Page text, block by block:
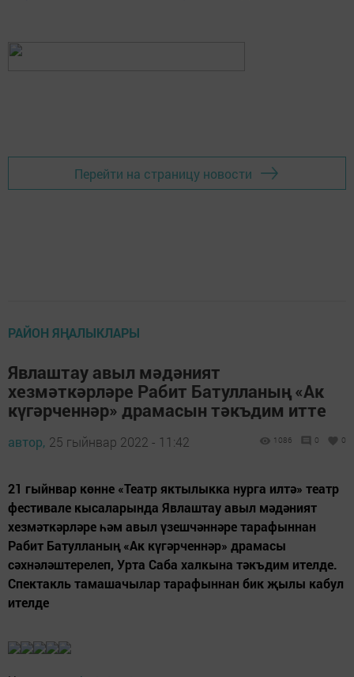
Перейти на страницу новости
РАЙОН ЯҢАЛЫКЛАРЫ
Явлаштау авыл мәдәният
хезмәткәрләре Рабит Батулланың «Ак
күгәрченнәр» драмасын тәкъдим итте
автор, 25 гыйнвар 2022 - 11:42 1086 0 0
21 гыйнвар көнне «Театр яктылыкка нурга илтә» театр
фестивале кысаларында Явлаштау авыл мәдәният
хезмәткәрләре һәм авыл үзешчәннәре тарафыннан
Рабит Батулланың «Ак күгәрченнәр» драмасы
сәхнәләштерелеп, Урта Саба халкына тәкъдим ителде.
Спектакль тамашачылар тарафыннан бик җылы кабул
ителде